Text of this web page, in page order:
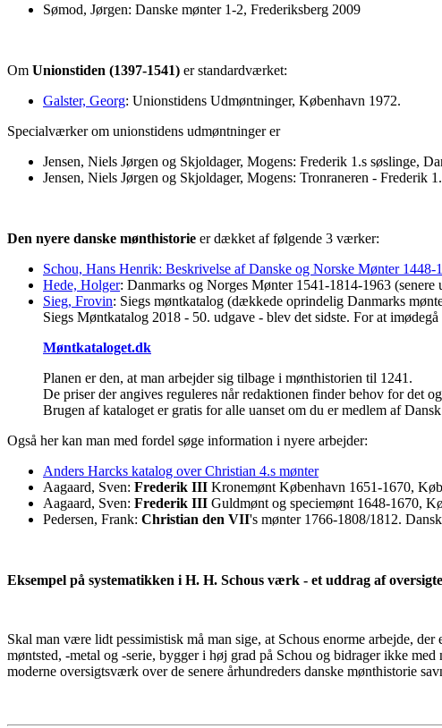
Sømod, Jørgen: Danske mønter 1-2, Frederiksberg 2009
Om Unionstiden (1397-1541) er standardværket:
Galster, Georg: Unionstidens Udmøntninger, København 1972.
Specialværker om unionstidens udmøntninger er
Jensen, Niels Jørgen og Skjoldager, Mogens: Frederik 1.s søslinge,
Jensen, Niels Jørgen og Skjoldager, Mogens: Tronraneren - Frederik
Den nyere danske mønthistorie er dækket af følgende 3 værker:
Schou, Hans Henrik: Beskrivelse af Danske og Norske Mønter
Hede, Holger: Danmarks og Norges Mønter 1541-1814-1963
Sieg, Frovin: Siegs møntkatalog (dækkede oprindelig Danmarks
Siegs Møntkatalog 2018 - 50. udgave - blev det sidste. For at
Møntkataloget.dk
Planen er den, at man arbejder sig tilbage i mønthistorien til 1241.
De priser der angives reguleres når redaktionen finder behov for det
Brugen af kataloget er gratis for alle uanset om du er medlem af
Også her kan man med fordel søge information i nyere arbejder:
Anders Harcks katalog over Christian 4.s mønter
Aagaard, Sven: Frederik III Kronemønt København 1651-1670,
Aagaard, Sven: Frederik III Guldmønt og speciemønt 1648-1670,
Pedersen, Frank: Christian den VII's mønter 1766-1808/1812.
Eksempel på systematikken i H. H. Schous værk - et uddrag af
Skal man være lidt pessimistisk må man sige, at Schous enorme arbejde,
møntsted, -metal og -serie, bygger i høj grad på Schou og bidrager ikke
moderne oversigtsværk over de senere århundreders danske mønthistorie